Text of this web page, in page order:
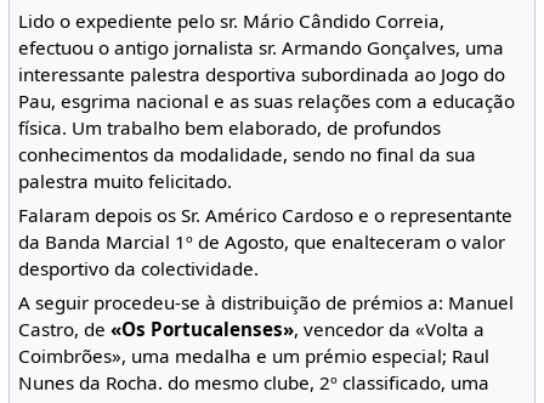
Lido o expediente pelo sr. Mário Cândido Correia,
efectuou o antigo jornalista sr. Armando Gonçalves, uma
interessante palestra desportiva subordinada ao Jogo do
Pau, esgrima nacional e as suas relações com a educação
física. Um trabalho bem elaborado, de profundos
conhecimentos da modalidade, sendo no final da sua
palestra muito felicitado.
Falaram depois os Sr. Américo Cardoso e o representante
da Banda Marcial 1º de Agosto, que enalteceram o valor
desportivo da colectividade.
A seguir procedeu-se à distribuição de prémios a: Manuel
Castro, de«Os Portucalenses», vencedor da «Volta a
Coimbrões», uma medalha e um prémio especial; Raul
Nunes da Rocha. do mesmo clube, 2º classificado, uma